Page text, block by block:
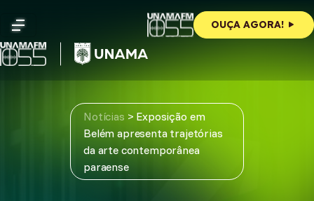
content
OUÇA AGORA!
Notícias > Exposição em
Belém apresenta trajetórias
da arte contemporânea
paraense